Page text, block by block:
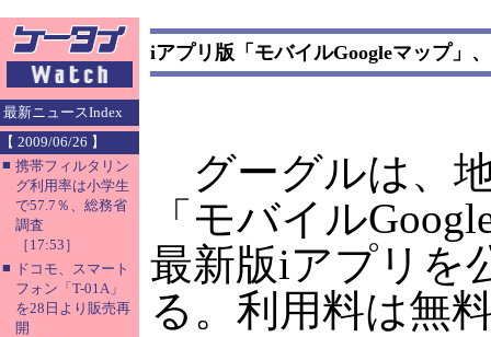
最新ニュースIndex
【 2009/06/26 】
■ 携帯フィルタリン
グ利用率は小学生
で57.7％、総務省
調査
［17:53］
■ ドコモ、スマート
フォン「T-01A」
を28日より販売再
開
iアプリ版「モバイルGoogleマップ」
グーグルは、
「モバイル
最新版iアプリを
る。利用料は無